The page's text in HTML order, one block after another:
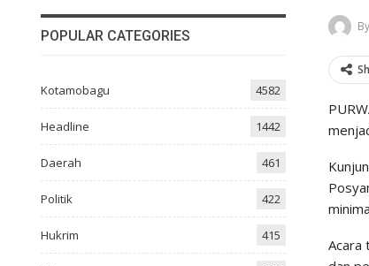
By
Acara
POPULAR CATEGORIES
Kotamobagu 4582
Headline 1442
Daerah 461
Politik 422
Hukrim 415